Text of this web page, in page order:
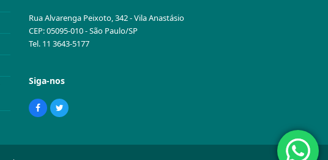
Rua Alvarenga Peixoto, 342 - Vila Anastásio
CEP: 05095-010 - São Paulo/SP
Tel. 11 3643-5177
Siga-nos
FacebookTwitter